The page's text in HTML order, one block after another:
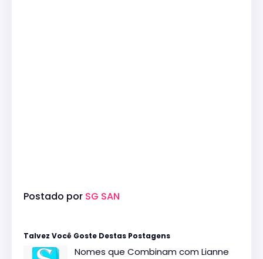
Postado por SG SAN
Talvez Você Goste Destas Postagens
Nomes que Combinam com Lianne